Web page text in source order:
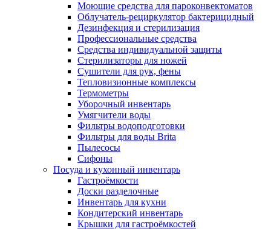
Моющие средства для пароконвектоматов
Облучатель-рециркулятор бактерицидный
Дезинфекция и стерилизация
Профессиональные средства
Средства индивидуальной защиты
Стерилизаторы для ножей
Сушители для рук, фены
Тепловизионные комплексы
Термометры
Уборочный инвентарь
Умягчители воды
Фильтры водоподготовки
Фильтры для воды Brita
Пылесосы
Сифоны
Посуда и кухонный инвентарь
Гастроёмкости
Доски разделочные
Инвентарь для кухни
Кондитерский инвентарь
Крышки для гастроёмкостей